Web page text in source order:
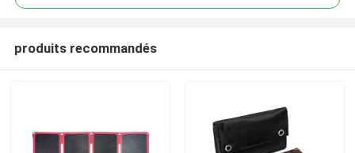
produits recommandés